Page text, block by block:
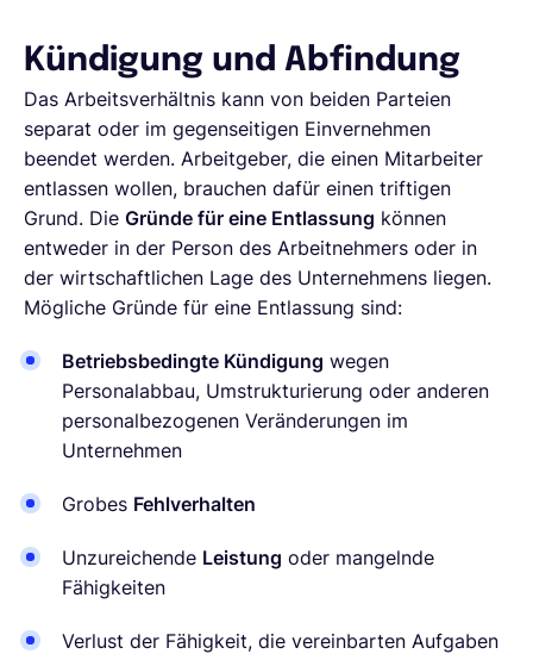
Kündigung und Abfindung
Das Arbeitsverhältnis kann von beiden Parteien
separat oder im gegenseitigen Einvernehmen
beendet werden. Arbeitgeber, die einen Mitarbeiter
entlassen wollen, brauchen dafür einen triftigen
Grund. Die Gründe für eine Entlassung können
entweder in der Person des Arbeitnehmers oder in
der wirtschaftlichen Lage des Unternehmens liegen.
Mögliche Gründe für eine Entlassung sind:
Betriebsbedingte Kündigung wegen
Personalabbau, Umstrukturierung oder anderen
personalbezogenen Veränderungen im
Unternehmen
Grobes Fehlverhalten
Unzureichende Leistung oder mangelnde
Fähigkeiten
Verlust der Fähigkeit, die vereinbarten Aufgaben